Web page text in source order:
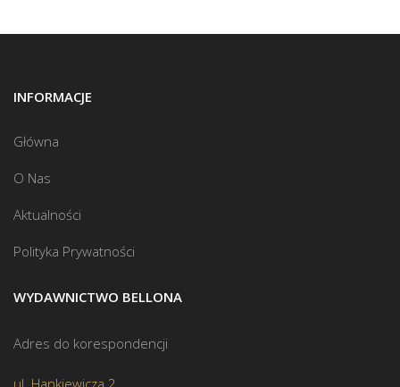
INFORMACJE
Główna
O Nas
Aktualności
Polityka Prywatności
WYDAWNICTWO BELLONA
Adres do korespondencji
ul. Hankiewicza 2